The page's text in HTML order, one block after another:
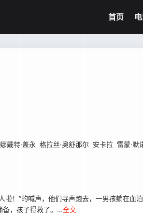
首页
戴特·盖永 格拉丝·奥舒那尔 安卡拉 雷蒙·默
！”的喊声，他们寻声跑去，一男孩躺在血
备，孩子得救了。...全文